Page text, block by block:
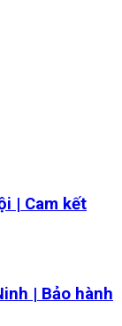
| Cam kết
| Bảo hành